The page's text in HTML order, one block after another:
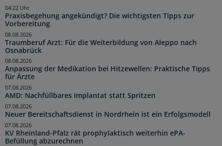
Praxisbegehung angekündigt? Die wichtigsten Tipps zur
Vorbereitung
04:22 Uhr
Traumberuf Arzt: Für die Weiterbildung von Aleppo nach
Osnabrück
08.08.2026
Anpassung der Medikation bei Hitzewellen: Praktische Tipps
für Ärzte
08.08.2026
AMD: Nachfüllbares Implantat statt Spritzen
07.08.2026
Neuer Bereitschaftsdienst in Nordrhein ist ein Erfolgsmodell
07.08.2026
KV Rheinland-Pfalz rät prophylaktisch weiterhin ePA-
Befüllung abzurechnen
07.08.2026